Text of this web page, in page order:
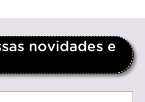
novidades e